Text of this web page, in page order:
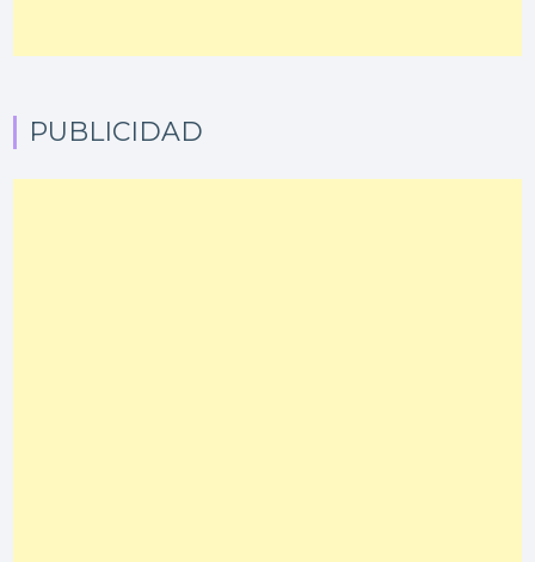
PUBLICIDAD